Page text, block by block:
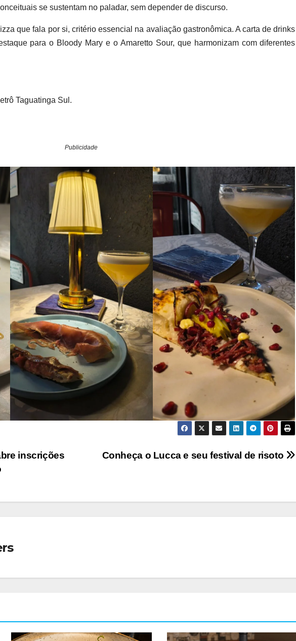
se sustentam no paladar, sem depender de discurso.
que fala por si, critério essencial na avaliação gastronômica. A carta de drinks
para o Bloody Mary e o Amaretto Sour, que harmonizam com diferentes
Taguatinga Sul.
Publicidade
Conheça o Lucca e seu festival de risoto
inscrições